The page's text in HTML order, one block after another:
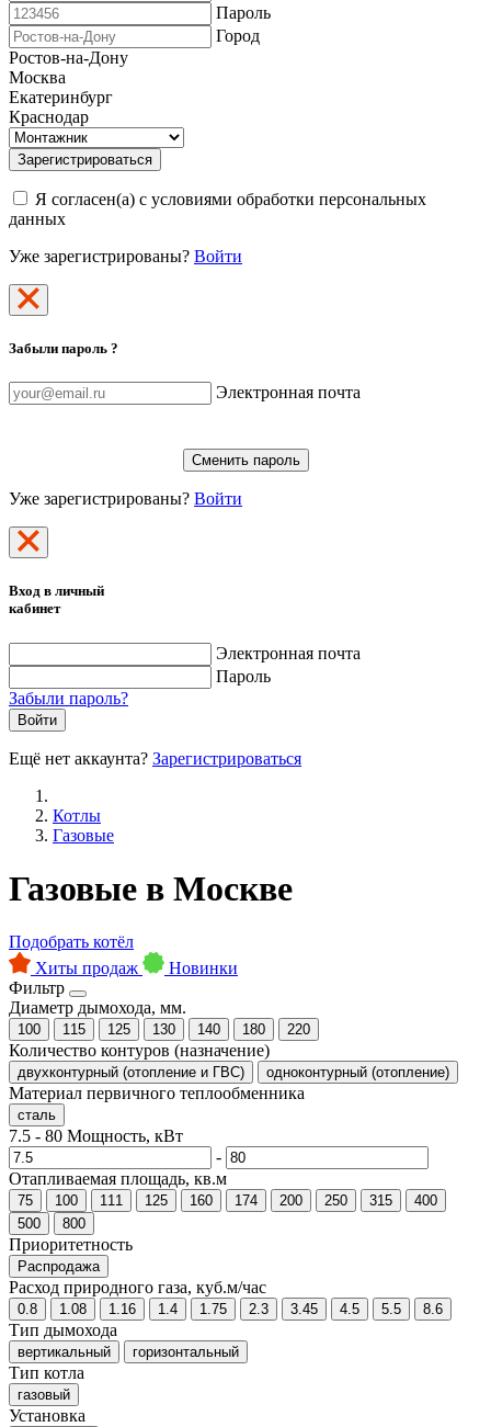
Пароль
Город
Ростов-на-Дону
Москва
Екатеринбург
Краснодар
Зарегистрироваться
Я согласен(а) с условиями обработки персональных
данных
Уже зарегистрированы? Войти
Забыли пароль ?
Электронная почта
Сменить пароль
Уже зарегистрированы? Войти
Вход в личный
кабинет
Электронная почта
Пароль
Забыли пароль?
Войти
Ещё нет аккаунта? Зарегистрироваться
Котлы
Газовые
Газовые в Москве
Подобрать котёл
Хиты продаж
Новинки
Фильтр
Диаметр дымохода, мм.
100 115 125 130 140 180 220
Количество контуров (назначение)
двухконтурный (отопление и ГВС) одноконтурный (отопление)
Материал первичного теплообменника
сталь
7.5 - 80 Мощность, кВт
-
Отапливаемая площадь, кв.м
75 100 111 125 160 174 200 250 315
400
500
800
Приоритетность
Распродажа
Расход природного газа, куб.м/час
0.8 1.08 1.16 1.4 1.75 2.3 3.45 4.5 5.5 8.6
Тип дымохода
вертикальный горизонтальный
Тип котла
газовый
Установка